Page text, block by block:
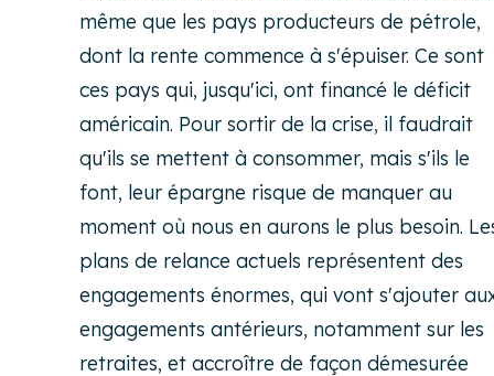
même que les pays producteurs de pétrole,
dont la rente commence à s'épuiser. Ce sont
ces pays qui, jusqu'ici, ont financé le déficit
américain. Pour sortir de la crise, il faudrait
qu'ils se mettent à consommer, mais s'ils le
font, leur épargne risque de manquer au
moment où nous en aurons le plus besoin.
plans de relance actuels représentent des
engagements énormes, qui vont s'ajouter
engagements antérieurs, notamment sur les
retraites, et accroître de façon démesurée